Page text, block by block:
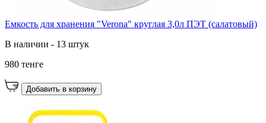
Емкость для хранения "Verona" круглая 3,0л ПЭТ (салатовый)
В наличии - 13 штук
980 тенге
Добавить в корзину